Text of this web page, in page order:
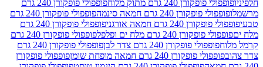
240 גרם מתוק מלוח
פופפולי פופקורן 240 גרם
פופקורן 240 גרם חמאה סינמה
פופפולי פופקורן 240 גרם
240 גרם חמאה אורגני
פופפולי פופקורן 240 גרם
240 גרם מלח ים ופלפל
פופפולי פופקורן 240 גרם
פופפולי פופקורן 240 גרם צדר לבן
פופפולי פופקורן 240 גרם
פופקורן 240 גרם חמאה מופחת שומן
פופפולי פופקורן